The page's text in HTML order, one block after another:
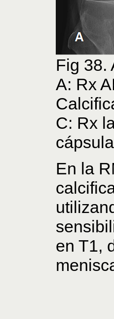
Fig 38.
A: Rx
C: Rx
En la
en T1,